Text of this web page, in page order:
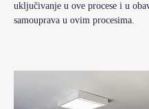
uključivanje u ove procese i u
samouprava u ovim procesima.